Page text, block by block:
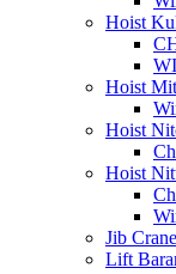
Hoist
Hoist
Hoist
Hoist
Jib Crane
Lift